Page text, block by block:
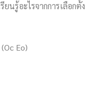
นรู้อะไรจากการเลือกตั้ง
Eo)